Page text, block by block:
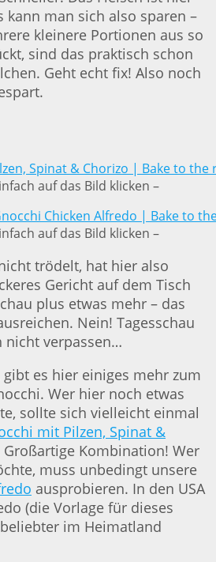
kann man sich also sparen –
kleinere Portionen aus so
sind das praktisch schon
Geht echt fix! Also noch
auf das Bild klicken –
auf das Bild klicken –
trödelt, hat hier also
Gericht auf dem Tisch
plus etwas mehr – das
Nein! Tagesschau
verpassen…
es hier einiges mehr zum
Wer hier noch etwas
sollte sich vielleicht einmal
mit Pilzen, Spinat &
Großartige Kombination! Wer
muss unbedingt unsere
ausprobieren. In den USA
(die Vorlage für dieses
im Heimatland